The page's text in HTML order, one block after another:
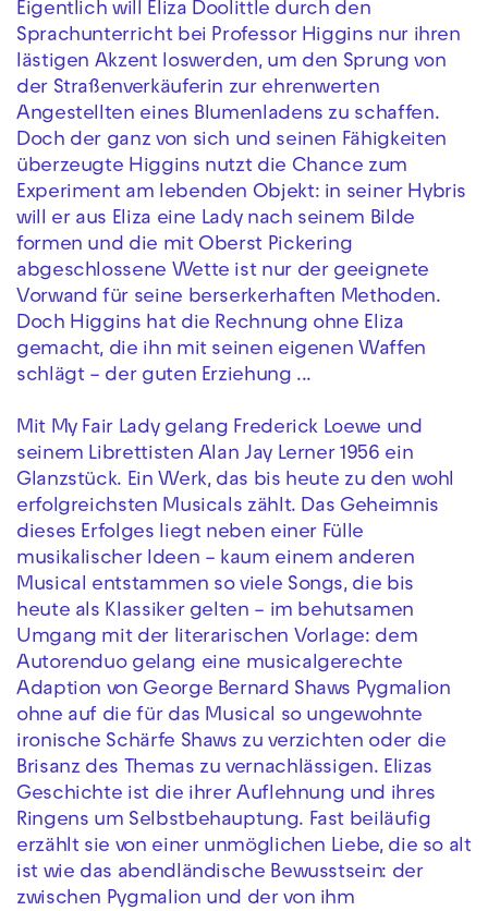
Eigentlich will Eliza Doolittle durch den
Sprachunterricht bei Professor Higgins nur ihren
lästigen Akzent loswerden, um den Sprung von
der Straßenverkäuferin zur ehrenwerten
Angestellten eines Blumenladens zu schaffen.
Doch der ganz von sich und seinen Fähigkeiten
überzeugte Higgins nutzt die Chance zum
Experiment am lebenden Objekt: in seiner Hybris
will er aus Eliza eine Lady nach seinem Bilde
formen und die mit Oberst Pickering
abgeschlossene Wette ist nur der geeignete
Vorwand für seine berserkerhaften Methoden.
Doch Higgins hat die Rechnung ohne Eliza
gemacht, die ihn mit seinen eigenen Waffen
schlägt – der guten Erziehung ...
Mit My Fair Lady gelang Frederick Loewe und
seinem Librettisten Alan Jay Lerner 1956 ein
Glanzstück. Ein Werk, das bis heute zu den wohl
erfolgreichsten Musicals zählt. Das Geheimnis
dieses Erfolges liegt neben einer Fülle
musikalischer Ideen – kaum einem anderen
Musical entstammen so viele Songs, die bis
heute als Klassiker gelten – im behutsamen
Umgang mit der literarischen Vorlage: dem
Autorenduo gelang eine musicalgerechte
Adaption von George Bernard Shaws Pygmalion
ohne auf die für das Musical so ungewohnte
ironische Schärfe Shaws zu verzichten oder die
Brisanz des Themas zu vernachlässigen. Elizas
Geschichte ist die ihrer Auflehnung und ihres
Ringens um Selbstbehauptung. Fast beiläufig
erzählt sie von einer unmöglichen Liebe, die so alt
ist wie das abendländische Bewusstsein: der
zwischen Pygmalion und der von ihm